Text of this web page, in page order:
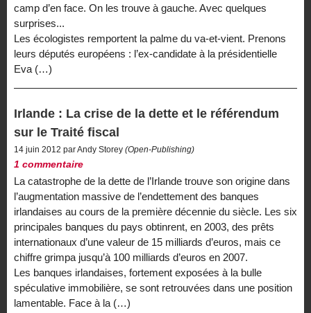
camp d’en face. On les trouve à gauche. Avec quelques
surprises...
Les écologistes remportent la palme du va-et-vient. Prenons
leurs députés européens : l’ex-candidate à la présidentielle
Eva (…)
Irlande : La crise de la dette et le référendum
sur le Traité fiscal
14 juin 2012 par Andy Storey (Open-Publishing)
1 commentaire
La catastrophe de la dette de l’Irlande trouve son origine dans
l’augmentation massive de l’endettement des banques
irlandaises au cours de la première décennie du siècle. Les six
principales banques du pays obtinrent, en 2003, des prêts
internationaux d’une valeur de 15 milliards d’euros, mais ce
chiffre grimpa jusqu’à 100 milliards d’euros en 2007.
Les banques irlandaises, fortement exposées à la bulle
spéculative immobilière, se sont retrouvées dans une position
lamentable. Face à la (…)